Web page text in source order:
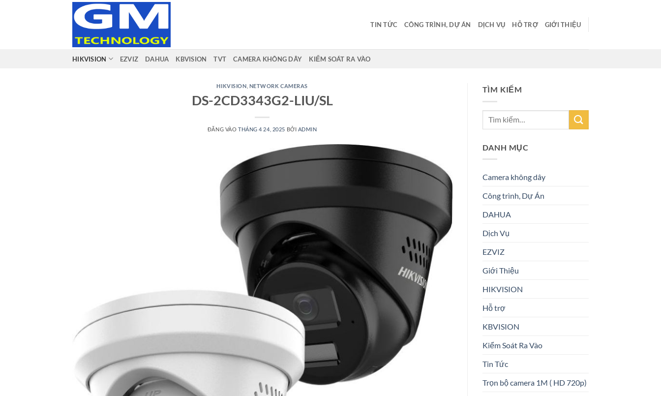
TIN TỨC CÔNG TRÌNH, DỰ ÁN DỊCH VỤ HỖ TRỢ GIỚI THIỆU
HIKVISION EZVIZ DAHUA KBVISION TVT CAMERA KHÔNG DÂY KIỂM SOÁT RA VÀO
HIKVISION NETWORK CAMERAS
DS-2CD3343G2-LIU/SL
ĐĂNG VÀO THÁNG 4 24, 2025 BỞI ADMIN
TÌM KIẾM
DANH MỤC
Camera không dây
Công trình, Dự Án
DAHUA
Dịch Vụ
EZVIZ
Giới Thiệu
HIKVISION
Hỗ trợ
KBVISION
Kiểm Soát Ra Vào
Tin Tức
Trọn bộ camera 1M ( HD 720p)